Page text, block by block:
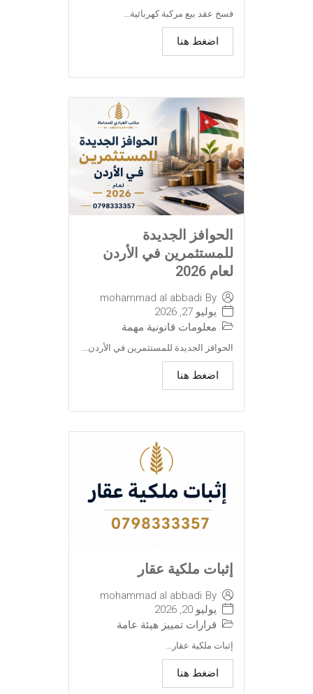
فسخ عقد بيع مركبة كهربائية...
اضغط هنا
الحوافز الجديدة
للمستثمرين في الأردن
لعام 2026
By
mohammad al abbadi
يوليو 27, 2026
معلومات قانونية مهمة
الحوافز الجديدة للمستثمرين في الأردن...
اضغط هنا
إثبات ملكية عقار
By
mohammad al abbadi
يوليو 20, 2026
قرارات تمييز هيئة عامة
إثبات ملكية عقار...
اضغط هنا